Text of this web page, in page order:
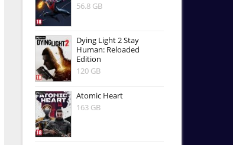
56.8 GB
Dying Light 2 Stay
Human: Reloaded
Edition
120 GB
Atomic Heart
163 GB